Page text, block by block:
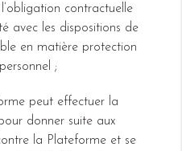
contractuelle
avec les dispositions de
en matière protection
;
peut effectuer la
donner suite aux
la Plateforme et se